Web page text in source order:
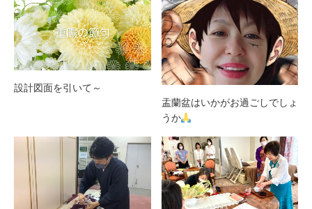
設計図面を引いて～
盂蘭盆はいかがお過ごしでしょ
うか